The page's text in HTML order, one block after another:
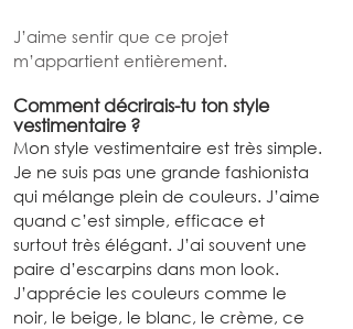
J’aime sentir que ce projet
m’appartient entièrement.
Comment décrirais-tu ton style
vestimentaire ?
Mon style vestimentaire est très simple.
Je ne suis pas une grande fashionista
qui mélange plein de couleurs. J’aime
quand c’est simple, efficace et
surtout très élégant. J’ai souvent une
paire d’escarpins dans mon look.
J’apprécie les couleurs comme le
noir, le beige, le blanc, le crème, ce